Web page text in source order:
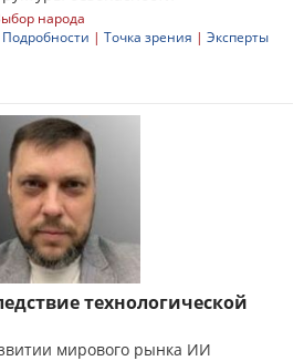
народа
Подробности | Точка зрения | Эксперты
технологической
мирового рынка ИИ